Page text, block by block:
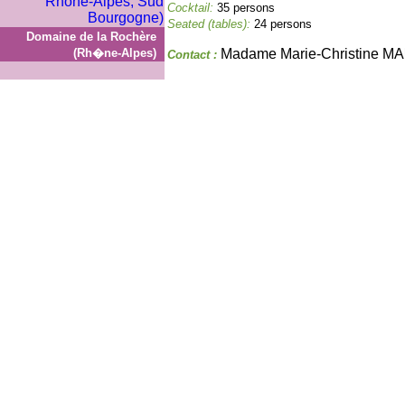
Domaine de la Rochère
(Rh�ne-Alpes)
Cocktail: 35 persons
Seated (tables): 24 persons
Contact : Madame Marie-Christine